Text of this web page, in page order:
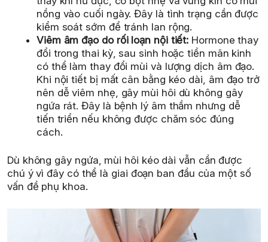
nồng vào cuối ngày. Đây là tình trạng cần được
kiểm soát sớm để tránh lan rộng.
Viêm âm đạo do rối loạn nội tiết: Hormone thay
đổi trong thai kỳ, sau sinh hoặc tiền mãn kinh
có thể làm thay đổi mùi và lượng dịch âm đạo.
Khi nội tiết bị mất cân bằng kéo dài, âm đạo trở
nên dễ viêm nhẹ, gây mùi hôi dù không gây
ngứa rát. Đây là bệnh lý âm thầm nhưng dễ
tiến triển nếu không được chăm sóc đúng
cách.
Dù không gây ngứa, mùi hôi kéo dài vẫn cần được
chú ý vì đây có thể là giai đoạn ban đầu của một số
vấn đề phụ khoa.